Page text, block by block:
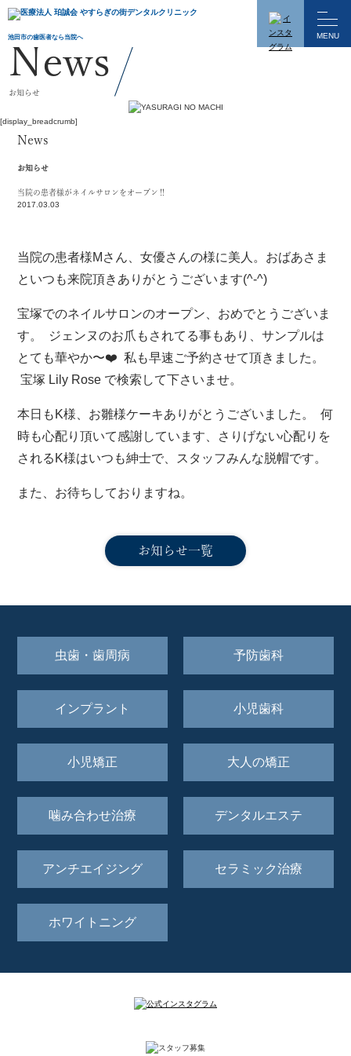
池田市の歯医者なら当院へ
合わせ治療 セラミック治療
イトニング
タルエステ
の理念 歯科医師紹介
風景 院内設備
アクセス
診察のご予約・お問合せは
休診日：木・日・祝日 ○：土日はPM６時までとなります。
News
お知らせ
[display_breadcrumb]
News
お知らせ
当院の患者様がネイルサロンをオープン‼️
2017.03.03
当院の患者様Mさん、女優さんの様に美人。おばあさま
といつも来院頂きありがとうございます(^-^)
宝塚でのネイルサロンのオープン、おめでとうございま
す。 ジェンヌのお爪もされてる事もあり、サンプルは
とても華やか〜❤️ 私も早速ご予約させて頂きました。
宝塚 Lily Rose で検索して下さいませ。
本日もK様、お雛様ケーキありがとうございました。 何
時も心配り頂いて感謝しています、さりげない心配りを
されるK様はいつも紳士で、スタッフみんな脱帽です。
また、お待ちしておりますね。
お知らせ一覧
虫歯・歯周病 予防歯科
インプラント 小児歯科
小児矯正 大人の矯正
噛み合わせ治療 デンタルエステ
アンチエイジング セラミック治療
ホワイトニング